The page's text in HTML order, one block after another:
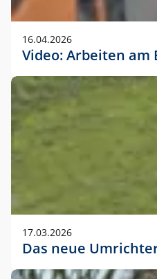
16.04.2026
Video: Arbeiten
17.03.2026
Das neue